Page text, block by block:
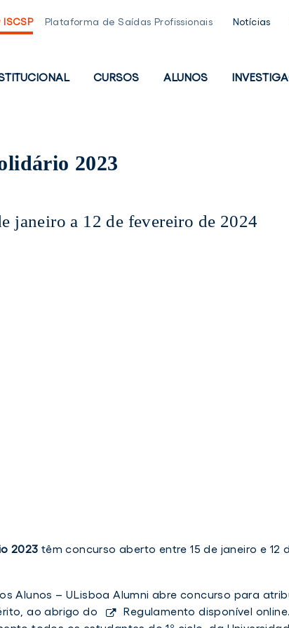
ISCSP Plataforma de Saídas Profissionais Notícias
CURSOS ALUNOS
2023
janeiro a 12 de fevereiro de 2024
2023 têm concurso aberto entre 15 de janeiro e 12
Alunos – ULisboa Alumni abre concurso para
ao abrigo do
Regulamento disponível online